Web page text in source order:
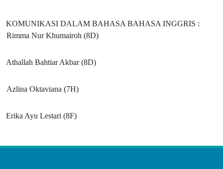
KOMUNIKASI DALAM BAHASA BAHASA INGGRIS :
Rimma Nur Khumairoh (8D)
Athallah Bahtiar Akbar (8D)
Azlina Oktaviana (7H)
Erika Ayu Lestari (8F)